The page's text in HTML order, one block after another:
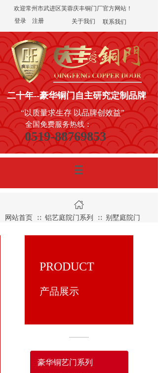
关于我们
登录 注册 联系我们
欢迎常州市武进区芙蓉庆丰铜门厂官方网站！
“以质量求生存 以品牌创效益”
0519-88769853
全国免费服务热线：
二十年--豪华铜门自主研究定制品牌
网站首页 ∷ 铝艺庭院门系列 ∷ 别墅庭院门
产品展示
PRODUCT
豪华铜艺门系列